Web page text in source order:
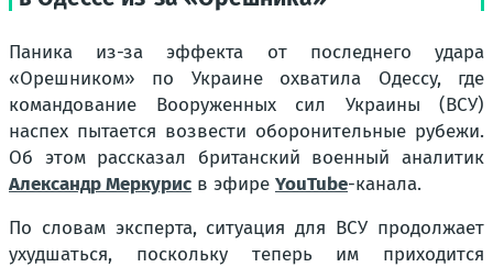
Паника из-за эффекта от последнего удара
«Орешником» по Украине охватила Одессу, где
командование Вооруженных сил Украины (ВСУ)
наспех пытается возвести оборонительные рубежи.
Об этом рассказал британский военный аналитик
Александр Меркурис в эфире YouTube-канала.
По словам эксперта, ситуация для ВСУ продолжает
ухудшаться, поскольку теперь им приходится